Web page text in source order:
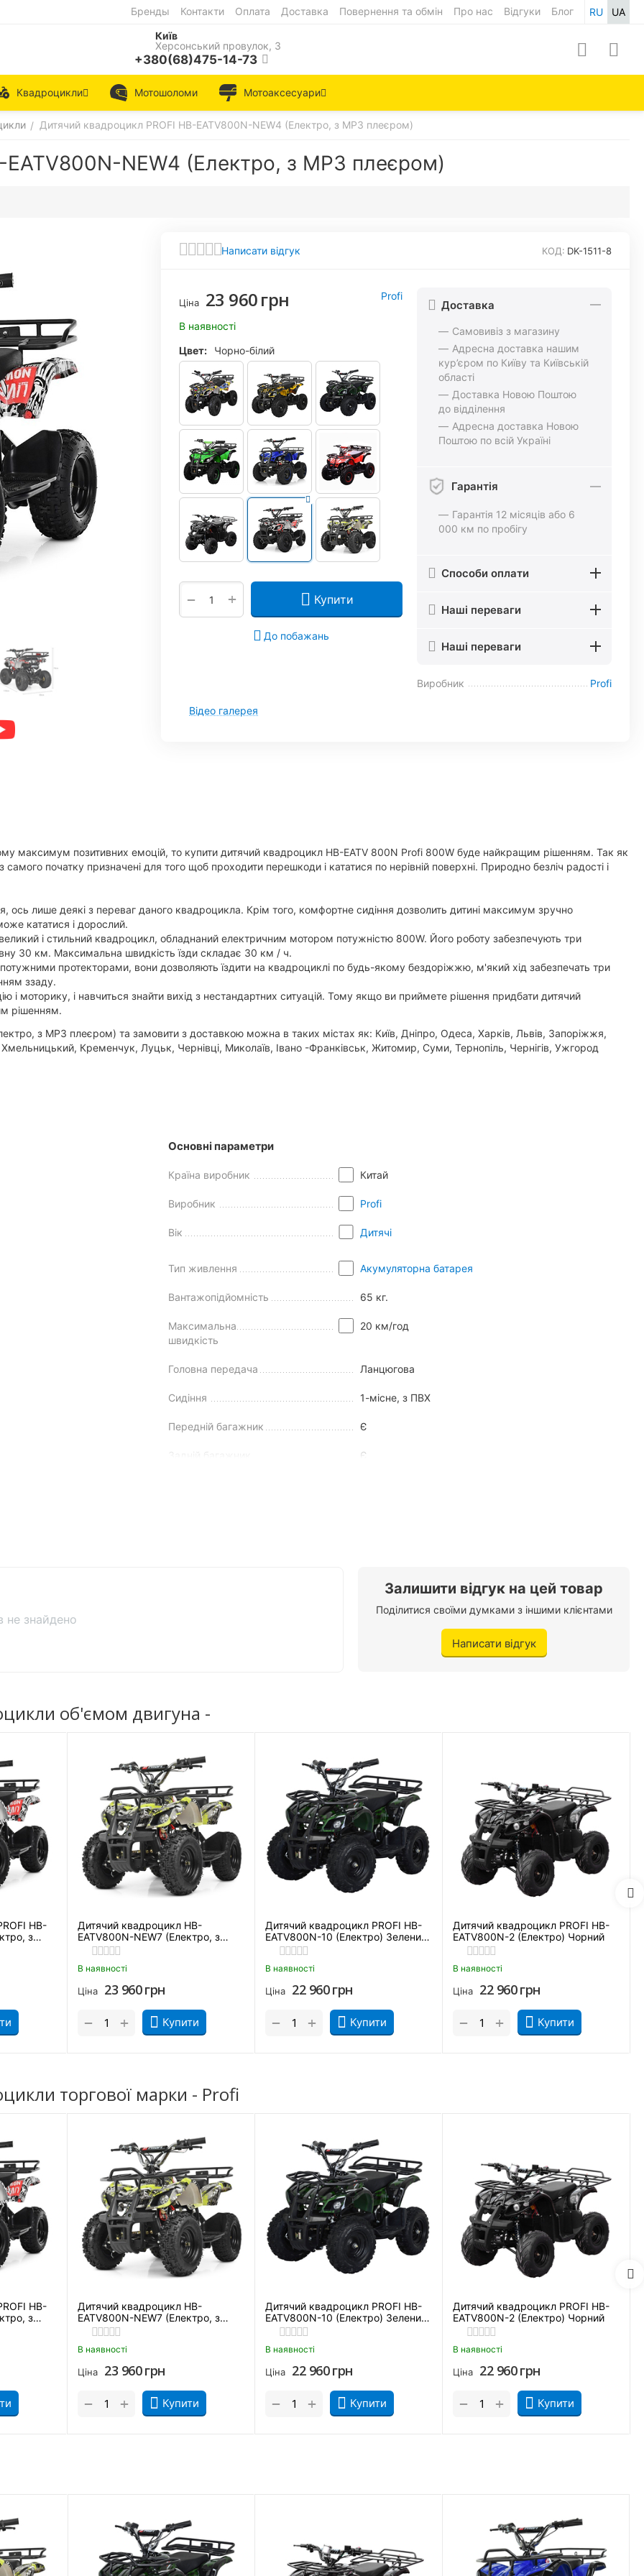
RU UA
Бренды Контакти Оплата Доставка Повернення та обмін Про нас Відгуки
Блог
Київ
Херсонський провулок, 3
+380(68)475-14-73
Квадроцикли Мотошоломи Мотоаксесуари
/ Дитячий квадроцикл PROFI HB-EATV800N-NEW4 (Електро, з MP3 плеєром)
NEW4 (Електро, з MP3 плеєром)
Написати відгук КОД: DK-1511-8
Ціна 23 960грн
В наявності
Profi
Цвет: Чорно-білий
+
− Купити
До побажань
Доставка
Самовивіз з магазину
Адресна доставка нашим
кур’єром по Київу та Київській
області
Доставка Новою Поштою
до відділення
Адресна доставка Новою
Поштою по всій Україні
Гарантія
Гарантія 12 місяців або 6
000 км по пробігу
Способи оплати
Наші переваги
Наші переваги
Виробник Profi
Відео галерея
позитивних емоцій, то купити дитячий квадроцикл HB-EATV 800N Profi 800W буде найкращим рішенням. Так як
початку призначені для того щоб проходити перешкоди і кататися по нерівній поверхні. Природно безліч радості і
лише деякі з переваг даного квадроцикла. Крім того, комфортне сидіння дозволить дитині максимум зручно
кататися і дорослий.
і стильний квадроцикл, обладнаний електричним мотором потужністю 800W. Його роботу забезпечують три
30 км. Максимальна швидкість їзди складає 30 км / ч.
протекторами, вони дозволяють їздити на квадроциклі по будь-якому бездоріжжю, м'який хід забезпечать три
ззаду.
і моторику, і навчиться знайти вихід з нестандартних ситуацій. Тому якщо ви приймете рішення придбати дитячий
рішенням.
з MP3 плеєром) та замовити з доставкою можна в таких містах як: Київ, Дніпро, Одеса, Харків, Львів, Запоріжжя,
Кременчук, Луцьк, Чернівці, Миколаїв, Івано -Франківськ, Житомир, Суми, Тернопіль, Чернігів, Ужгород
Основні параметри
Країна виробник Китай
Виробник Profi
Вік Дитячі
Тип живлення Акумуляторна батарея
Вантажопідйомність 65 кг.
Максимальна
швидкість
20 км/год
Головна передача Ланцюгова
Сидіння 1-місне, з ПВХ
Передній багажник Є
Є
MP3 плеєр Є
Фара задня Є
Фари передні
Кнопка увім/ вимк.
світло
Є
Сигнал на кермі Є
не знайдено
Залишити відгук на цей товар
Поділитися своїми думками з іншими клієнтами
Написати відгук
об'ємом двигуна -
HB-
з
Дитячий квадроцикл HB-
EATV800N-NEW7 (Електро, з
MP3 плеєром)
В наявності
Ціна 23 960грн
Купити
+
−
Дитячий квадроцикл PROFI HB-
EATV800N-10 (Електро) Зелений
Камуфляж
В наявності
Ціна 22 960грн
Купити
+
−
Дитячий квадроцикл PROFI HB-
EATV800N-2 (Електро) Чорний
В наявності
Ціна 22 960грн
Купити
+
−
торгової марки - Profi
HB-
з
Дитячий квадроцикл HB-
EATV800N-NEW7 (Електро, з
MP3 плеєром)
В наявності
Ціна 23 960грн
Купити
+
−
Дитячий квадроцикл PROFI HB-
EATV800N-10 (Електро) Зелений
Камуфляж
В наявності
Ціна 22 960грн
Купити
+
−
Дитячий квадроцикл PROFI HB-
EATV800N-2 (Електро) Чорний
В наявності
Ціна 22 960грн
Купити
+
−